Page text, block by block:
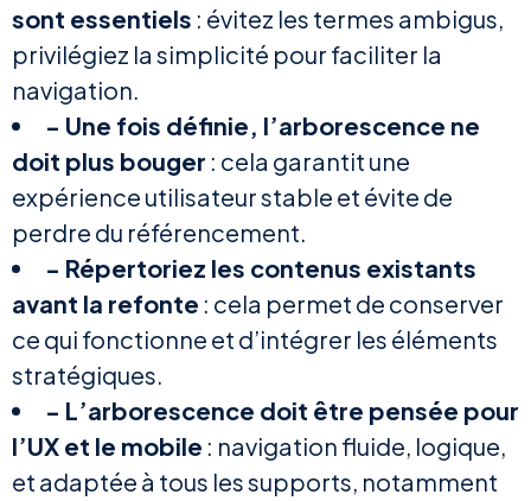
sont essentiels : évitez les termes ambigus,
privilégiez la simplicité pour faciliter la
navigation.
- Une fois définie, l’arborescence ne
doit plus bouger : cela garantit une
expérience utilisateur stable et évite de
perdre du référencement.
- Répertoriez les contenus existants
avant la refonte : cela permet de conserver
ce qui fonctionne et d’intégrer les éléments
stratégiques.
- L’arborescence doit être pensée pour
l’UX et le mobile : navigation fluide, logique,
et adaptée à tous les supports, notamment